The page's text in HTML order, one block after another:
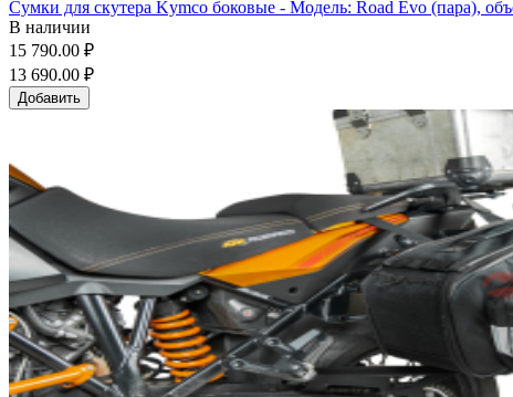
Сумки для скутера Kymco боковые - Модель: Road Evo (пара),
В наличии
15 790.00 ₽
13 690.00 ₽
Добавить